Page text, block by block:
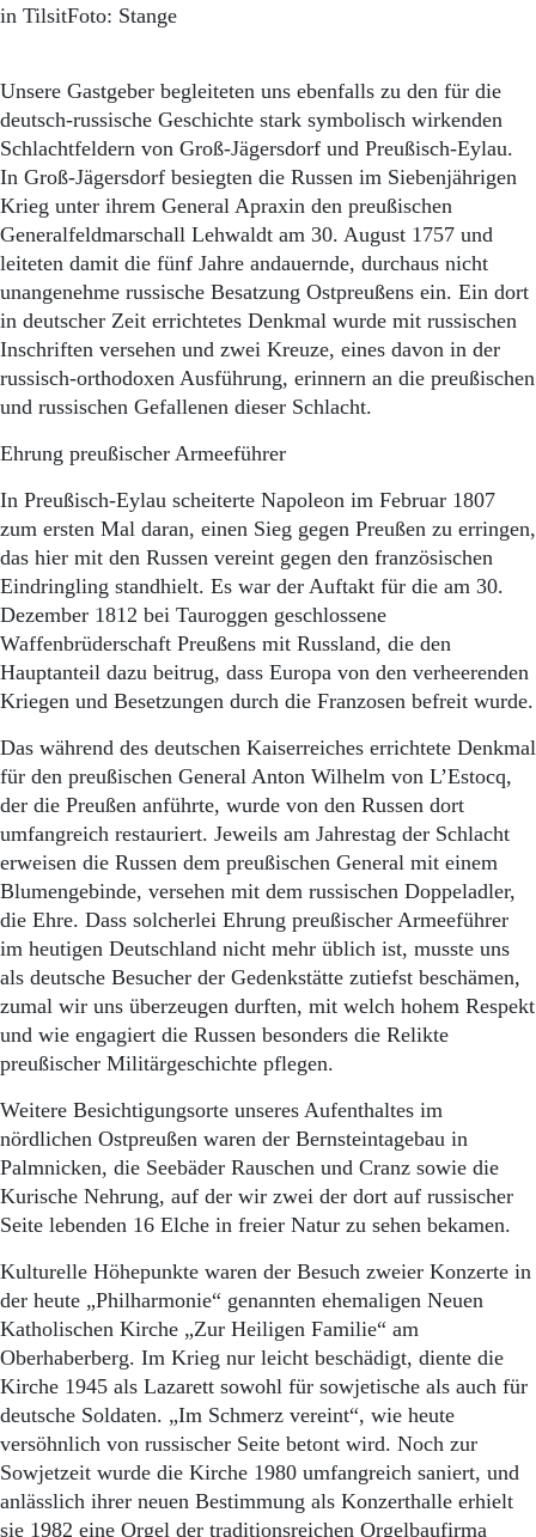
in TilsitFoto: Stange
Unsere Gastgeber begleiteten uns ebenfalls zu den für die
deutsch-russische Geschichte stark symbolisch wirkenden
Schlachtfeldern von Groß-Jägersdorf und Preußisch-Eylau.
In Groß-Jägersdorf besiegten die Russen im Siebenjährigen
Krieg unter ihrem General Apraxin den preußischen
Generalfeldmarschall Lehwaldt am 30. August 1757 und
leiteten damit die fünf Jahre andauernde, durchaus nicht
unangenehme russische Besatzung Ostpreußens ein. Ein dort
in deutscher Zeit errichtetes Denkmal wurde mit russischen
Inschriften versehen und zwei Kreuze, eines davon in der
russisch-orthodoxen Ausführung, erinnern an die preußischen
und russischen Gefallenen dieser Schlacht.
Ehrung preußischer Armeeführer
In Preußisch-Eylau scheiterte Napoleon im Februar 1807
zum ersten Mal daran, einen Sieg gegen Preußen zu erringen,
das hier mit den Russen vereint gegen den französischen
Eindringling standhielt. Es war der Auftakt für die am 30.
Dezember 1812 bei Tauroggen geschlossene
Waffenbrüderschaft Preußens mit Russland, die den
Hauptanteil dazu beitrug, dass Europa von den verheerenden
Kriegen und Besetzungen durch die Franzosen befreit wurde.
Das während des deutschen Kaiserreiches errichtete Denkmal
für den preußischen General Anton Wilhelm von L’Estocq,
der die Preußen anführte, wurde von den Russen dort
umfangreich restauriert. Jeweils am Jahrestag der Schlacht
erweisen die Russen dem preußischen General mit einem
Blumengebinde, versehen mit dem russischen Doppeladler,
die Ehre. Dass solcherlei Ehrung preußischer Armeeführer
im heutigen Deutschland nicht mehr üblich ist, musste uns
als deutsche Besucher der Gedenkstätte zutiefst beschämen,
zumal wir uns überzeugen durften, mit welch hohem Respekt
und wie engagiert die Russen besonders die Relikte
preußischer Militärgeschichte pflegen.
Weitere Besichtigungsorte unseres Aufenthaltes im
nördlichen Ostpreußen waren der Bernsteintagebau in
Palmnicken, die Seebäder Rauschen und Cranz sowie die
Kurische Nehrung, auf der wir zwei der dort auf russischer
Seite lebenden 16 Elche in freier Natur zu sehen bekamen.
Kulturelle Höhepunkte waren der Besuch zweier Konzerte in
der heute „Philharmonie“ genannten ehemaligen Neuen
Katholischen Kirche „Zur Heiligen Familie“ am
Oberhaberberg. Im Krieg nur leicht beschädigt, diente die
Kirche 1945 als Lazarett sowohl für sowjetische als auch für
deutsche Soldaten. „Im Schmerz vereint“, wie heute
versöhnlich von russischer Seite betont wird. Noch zur
Sowjetzeit wurde die Kirche 1980 umfangreich saniert, und
anlässlich ihrer neuen Bestimmung als Konzerthalle erhielt
sie 1982 eine Orgel der traditionsreichen Orgelbaufirma